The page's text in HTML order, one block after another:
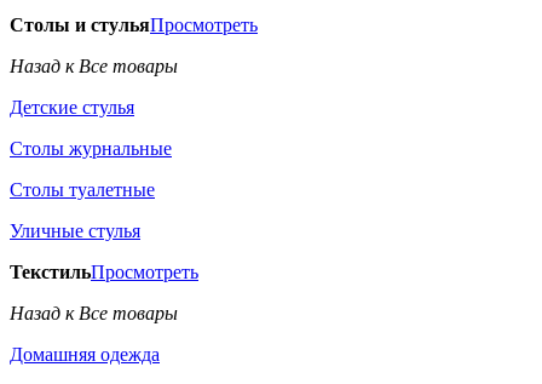
Столы и стульяПросмотреть
Назад к Все товары
Детские стулья
Столы журнальные
Столы туалетные
Уличные стулья
ТекстильПросмотреть
Назад к Все товары
Домашняя одежда